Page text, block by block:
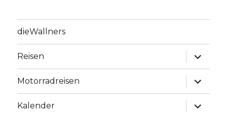
dieWallners
Reisen
Motorradreisen
Kalender